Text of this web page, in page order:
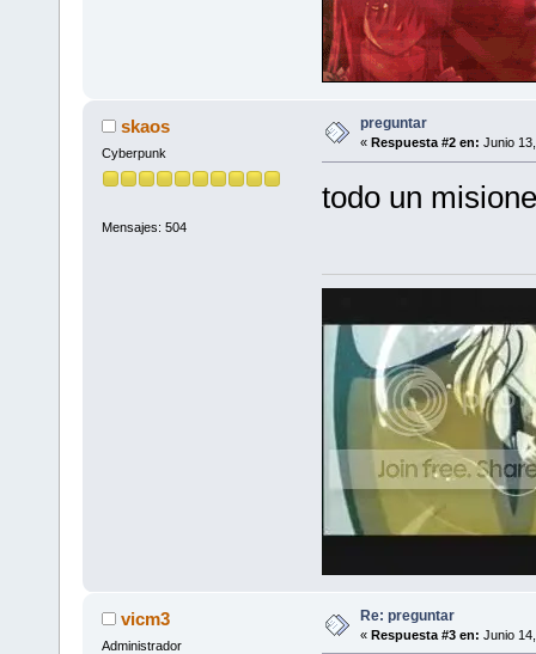
skaos
Cyberpunk
Mensajes: 504
preguntar
« Respuesta #2 en: Junio
todo un
vicm3
Administrador
Re: preguntar
« Respuesta #3 en: Junio